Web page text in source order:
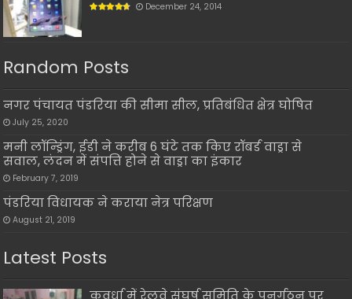
December 24, 2014
Random Posts
नगर पंचायत पंडरिया की सीमा सील, प्रतिबंधित क्षेत्र घोषित
July 25, 2020
मनी लॉन्ड्रिंग, ईडी ने करीब 6 घंटे तक किए रॉबर्ड वाड्रा से
सवाल, लंदन में संपत्ति होने से वाड्रा का इंकार
February 7, 2019
पंडरिया विधायक ने कराया नेत्र परिक्षण
August 21, 2019
Latest Posts
कवर्धा में रेलवे संघर्ष समिति के पुनर्गठन पर